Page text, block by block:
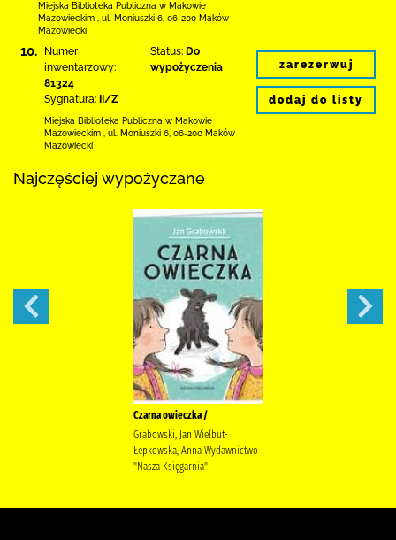
Miejska Biblioteka Publiczna w Makowie
Mazowieckim
ul. Moniuszki 6 06-200 Maków
Mazowiecki
10.
Numer
inwentarzowy:
81324
Sygnatura:
II/Z
Status: Do
wypożyczenia
Miejska Biblioteka Publiczna w Makowie
Mazowieckim
ul. Moniuszki 6 06-200 Maków
Mazowiecki
zarezerwuj
dodaj do listy
Najczęściej wypożyczane
Czarna owieczka /
Grabowski, Jan Wielbut-
Łepkowska, Anna Wydawnictwo
"Nasza Księgarnia"